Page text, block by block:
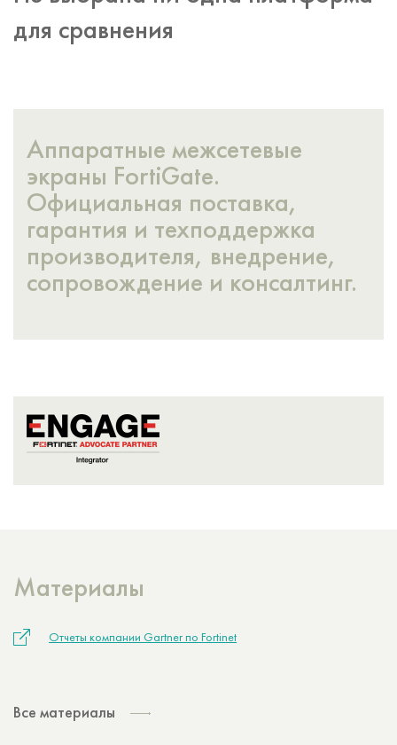
для сравнения
Аппаратные межсетевые
экраны FortiGate.
Официальная поставка,
гарантия и техподдержка
производителя, внедрение,
сопровождение и консалтинг.
Материалы
Отчеты компании Gartner по Fortinet
Все материалы